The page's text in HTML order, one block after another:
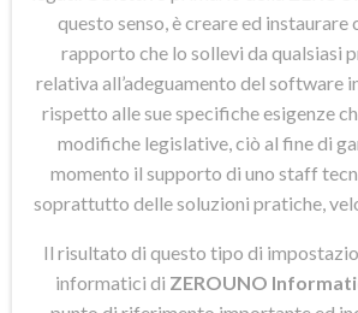
questo senso, è creare ed instaurare
rapporto che lo sollevi da qualsiasi
relativa all’adeguamento del software
rispetto alle sue specifiche esigenze
modifiche legislative, ciò al fine di
momento il supporto di uno staff
soprattutto delle soluzioni pratiche,
Il risultato di questo tipo di
informatici di ZEROUNO